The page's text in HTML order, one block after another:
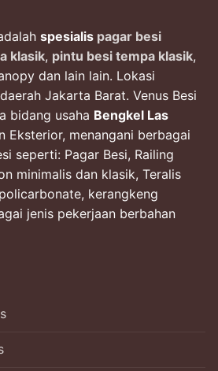
spesialis pagar besi
klasik, pintu besi tempa klasik,
dan lain lain. Lokasi
Jakarta Barat. Venus Besi
bidang usaha Bengkel Las
Eksterior, menangani berbagai
seperti: Pagar Besi, Railing
minimalis dan klasik, Teralis
kerangkeng
jenis pekerjaan berbahan